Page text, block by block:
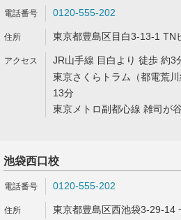
0120-555-202
東京都豊島区目白3-13-1 TN
JR山手線 目白より 徒歩 約3
東京さくらトラム（都電荒
13分
東京メトロ副都心線 雑司が
池袋西口校
0120-555-202
東京都豊島区西池袋3-29-14